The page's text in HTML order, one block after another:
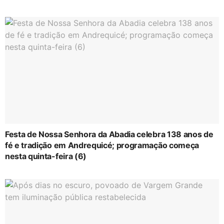
Festa de Nossa Senhora da Abadia celebra 138 anos de
fé e tradição em Andrequicé; programação começa
nesta quinta-feira (6)